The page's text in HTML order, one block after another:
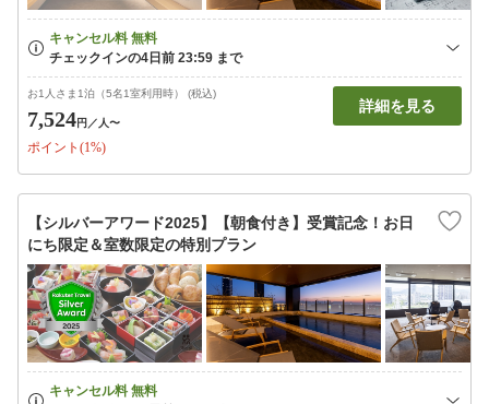
お1人さま1泊（5名1室利用時） (税込)
7,524円 ／人〜
ポイント(1%)
詳細を見る
【シルバーアワード2025】【朝食付き】受賞記念！お日
にち限定＆室数限定の特別プラン